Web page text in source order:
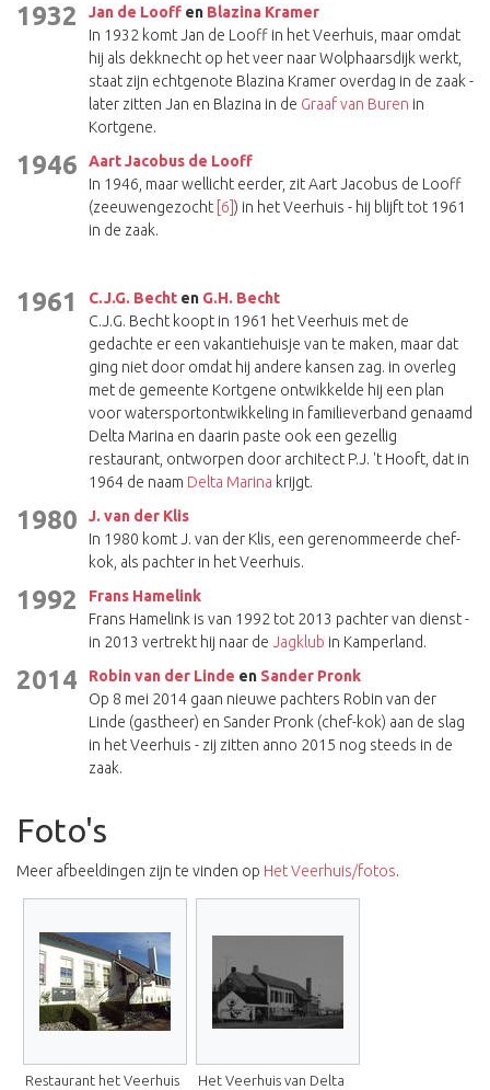
1932 Jan de Looff en Blazina Kramer
In 1932 komt Jan de Looff in het Veerhuis, maar omdat
hij als dekknecht op het veer naar Wolphaarsdijk werkt,
staat zijn echtgenote Blazina Kramer overdag in de zaak -
later zitten Jan en Blazina in de Graaf van Buren in
Kortgene.
1946
Aart Jacobus de Looff
In 1946, maar wellicht eerder, zit Aart Jacobus de Looff
(zeeuwengezocht [6] ) in het Veerhuis - hij blijft tot 1961
in de zaak.
1961 C.J.G. Becht en G.H. Becht
C.J.G. Becht koopt in 1961 het Veerhuis met de
gedachte er een vakantiehuisje van te maken, maar dat
ging niet door omdat hij andere kansen zag. in overleg
met de gemeente Kortgene ontwikkelde hij een plan
voor watersportontwikkeling in familieverband genaamd
Delta Marina en daarin paste ook een gezellig
restaurant, ontworpen door architect P.J. 't Hooft, dat in
1964 de naam Delta Marina krijgt.
1980
J. van der Klis
In 1980 komt J. van der Klis, een gerenommeerde chef-
kok, als pachter in het Veerhuis.
1992
Frans Hamelink
Frans Hamelink is van 1992 tot 2013 pachter van dienst -
in 2013 vertrekt hij naar de Jagklub in Kamperland.
2014 Robin van der Linde en Sander Pronk
Op 8 mei 2014 gaan nieuwe pachters Robin van der
Linde (gastheer) en Sander Pronk (chef-kok) aan de slag
in het Veerhuis - zij zitten anno 2015 nog steeds in de
zaak.
Foto's
Meer afbeeldingen zijn te vinden op Het Veerhuis/fotos.
Restaurant het Veerhuis Het Veerhuis van Delta